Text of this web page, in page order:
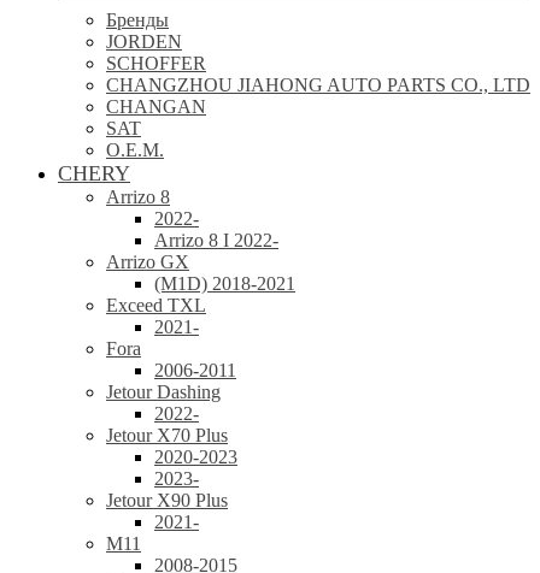
Бренды
JORDEN
SCHOFFER
CHANGZHOU JIAHONG AUTO PARTS CO., LTD
CHANGAN
SAT
O.E.M.
CHERY
Arrizo 8
2022-
Arrizo 8 I 2022-
Arrizo GX
(M1D) 2018-2021
Exceed TXL
2021-
Fora
2006-2011
Jetour Dashing
2022-
Jetour X70 Plus
2020-2023
2023-
Jetour X90 Plus
2021-
M11
2008-2015